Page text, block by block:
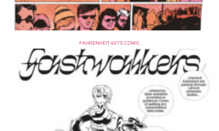
FAHRENHEIT 451’S COMIC